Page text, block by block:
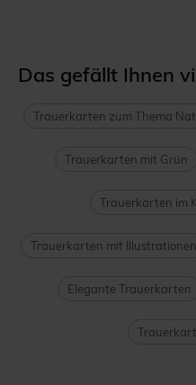
Das gefällt Ihnen
Trauerkarten zum Thema
Trauerkarten mit Grün
Trauerkarten im
Trauerkarten mit Illustrationen
Elegante Trauerkarten